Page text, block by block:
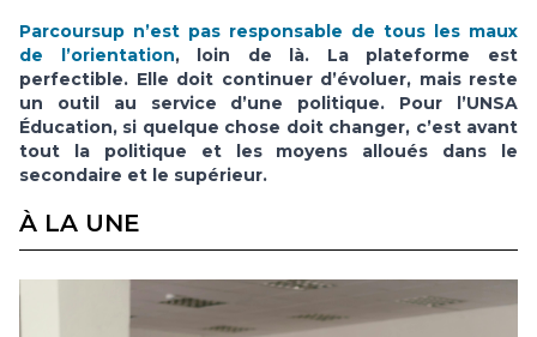
Parcoursup n’est pas responsable de tous les maux
de l’orientation, loin de là. La plateforme est
perfectible. Elle doit continuer d’évoluer, mais reste
un outil au service d’une politique. Pour l’UNSA
Éducation, si quelque chose doit changer, c’est avant
tout la politique et les moyens alloués dans le
secondaire et le supérieur.
À LA UNE